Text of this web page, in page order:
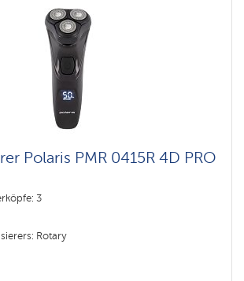
Polaris PMR 0415R 4D PRO
3
Rotary